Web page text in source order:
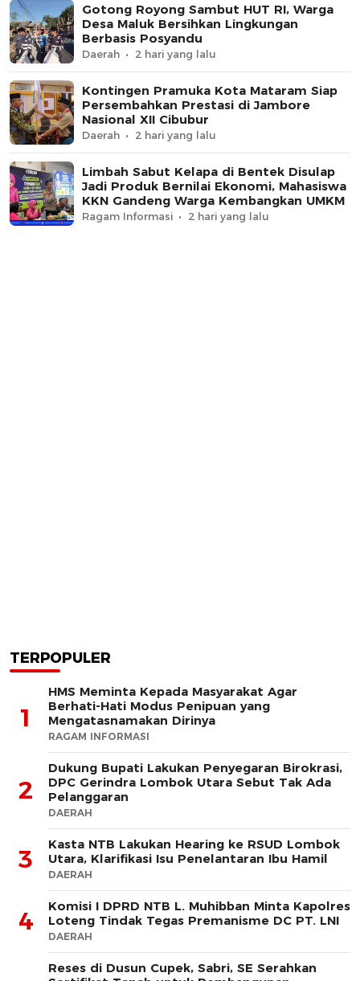
Gotong Royong Sambut HUT RI, Warga
Desa Maluk Bersihkan Lingkungan
Berbasis Posyandu
Daerah 2 hari yang lalu
Kontingen Pramuka Kota Mataram Siap
Persembahkan Prestasi di Jambore
Nasional XII Cibubur
Daerah 2 hari yang lalu
Limbah Sabut Kelapa di Bentek Disulap
Jadi Produk Bernilai Ekonomi, Mahasiswa
KKN Gandeng Warga Kembangkan UMKM
Ragam Informasi 2 hari yang lalu
TERPOPULER
1
HMS Meminta Kepada Masyarakat Agar
Berhati-Hati Modus Penipuan yang
Mengatasnamakan Dirinya
RAGAM INFORMASI
2
Dukung Bupati Lakukan Penyegaran Birokrasi,
DPC Gerindra Lombok Utara Sebut Tak Ada
Pelanggaran
DAERAH
3
Kasta NTB Lakukan Hearing ke RSUD Lombok
Utara, Klarifikasi Isu Penelantaran Ibu Hamil
DAERAH
4
Komisi I DPRD NTB L. Muhibban Minta Kapolres
Loteng Tindak Tegas Premanisme DC PT. LNI
DAERAH
Reses di Dusun Cupek, Sabri, SE Serahkan